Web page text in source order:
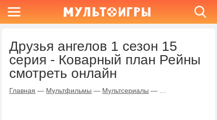
Друзья ангелов 1 сезон 15
серия - Коварный план Рейны
смотреть онлайн
Главная — Мультфильмы — Мультсериалы —